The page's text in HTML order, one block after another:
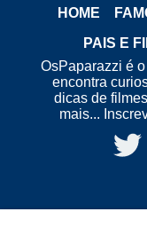
HOME
PAIS E
OsPaparazzi é
encontra
dicas de
mais...